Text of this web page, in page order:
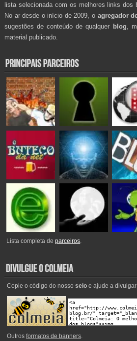
lista selecionada com os melhores links dos
No ar desde o início de 2009, o agregador
sugestões de conteúdo de qualquer blog ,
material publicado.
Lista completa deparceiros.
Copie o código do nosso seloe ajude a
Outros formatos de banners.